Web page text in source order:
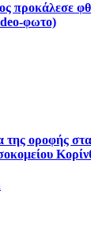
προκάλεσε
φωτο)
της οροφής